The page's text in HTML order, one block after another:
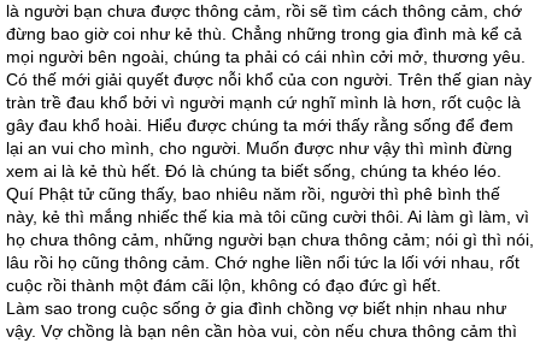
là người bạn chưa được thông cảm, rồi sẽ tìm cách thông cảm, chớ
đừng bao giờ coi như kẻ thù. Chẳng những trong gia đình mà kể cả
mọi người bên ngoài, chúng ta phải có cái nhìn cởi mở, thương yêu.
Có thế mới giải quyết được nỗi khổ của con người. Trên thế gian này
tràn trề đau khổ bởi vì người mạnh cứ nghĩ mình là hơn, rốt cuộc là
gây đau khổ hoài. Hiểu được chúng ta mới thấy rằng sống để đem
lại an vui cho mình, cho người. Muốn được như vậy thì mình đừng
xem ai là kẻ thù hết. Đó là chúng ta biết sống, chúng ta khéo léo.
Quí Phật tử cũng thấy, bao nhiêu năm rồi, người thì phê bình thế
này, kẻ thì mắng nhiếc thế kia mà tôi cũng cười thôi. Ai làm gì làm, vì
họ chưa thông cảm, những người bạn chưa thông cảm; nói gì thì nói,
lâu rồi họ cũng thông cảm. Chớ nghe liền nổi tức la lối với nhau, rốt
cuộc rồi thành một đám cãi lộn, không có đạo đức gì hết.
Làm sao trong cuộc sống ở gia đình chồng vợ biết nhịn nhau như
vậy. Vợ chồng là bạn nên cần hòa vui, còn nếu chưa thông cảm thì